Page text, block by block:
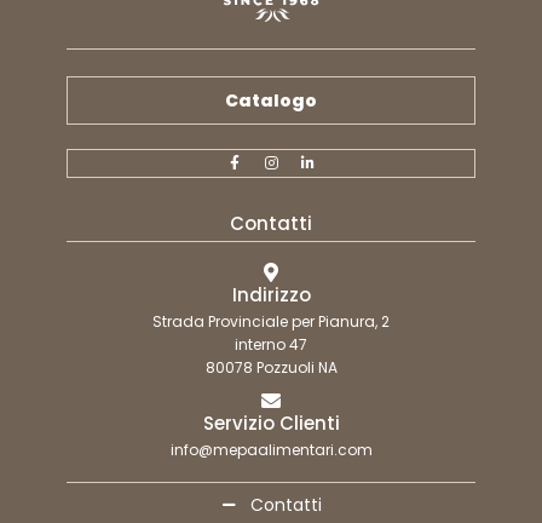
Catalogo
Contatti
Indirizzo
Strada Provinciale per Pianura, 2
interno 47
80078 Pozzuoli NA
Servizio Clienti
info@mepaalimentari.com
Contatti